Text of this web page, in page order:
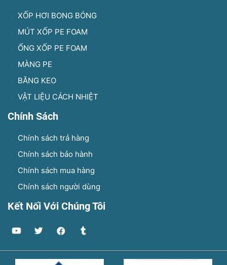
XỐP HƠI BONG BÓNG
MÚT XỐP PE FOAM
ỐNG XỐP PE FOAM
MÀNG PE
BĂNG KEO
VẬT LIỆU CÁCH NHIỆT
Chính Sách
Chính sách trả hàng
Chính sách bảo hành
Chính sách mua hàng
Chính sách người dùng
Kết Nối Với Chúng Tôi